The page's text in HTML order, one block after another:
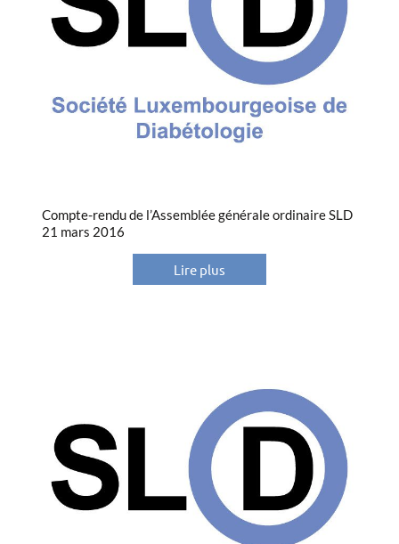
Compte-rendu de l’Assemblée générale ordinaire SLD
21 mars 2016
Lire plus